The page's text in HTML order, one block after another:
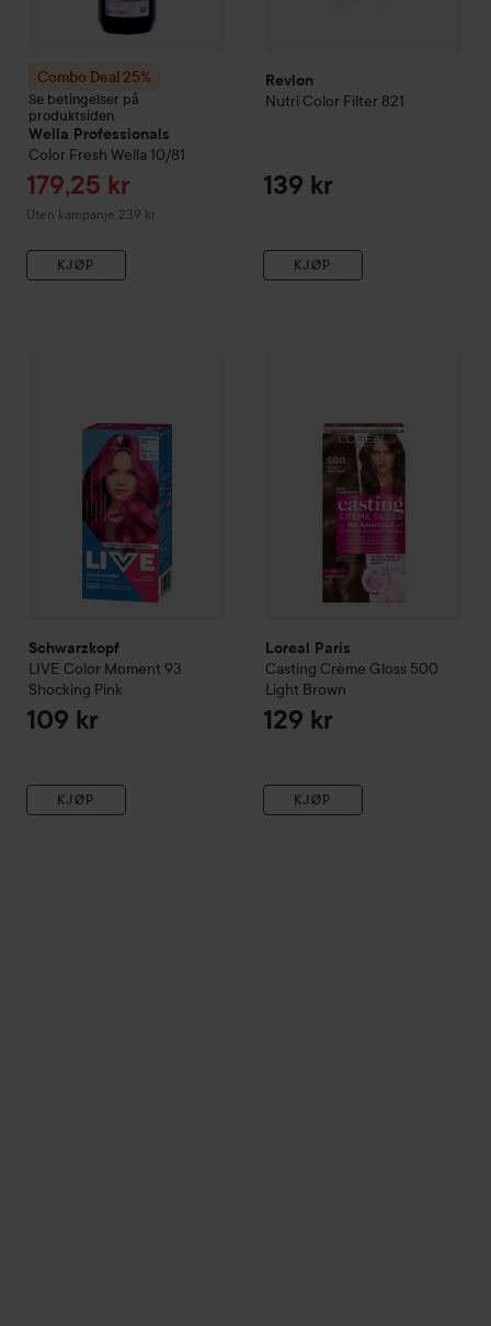
Combo Deal 25%
Se betingelser på
produktsiden
Wella Professionals
Color Fresh Wella 10/81
Tilbudspris
179,25 kr
Uten kampanje 239 kr
KJØP
Revlon
Nutri Color Filter 821
139 kr
KJØP
Schwarzkopf
LIVE Color Moment 93
Shocking Pink
109 kr
KJØP
Loreal Paris
Casting Crème Gloss 500
Light Brown
129 kr
KJØP